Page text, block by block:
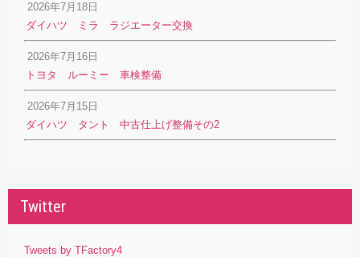
2026年7月18日
ダイハツ ミラ ラジエーター交換
2026年7月16日
トヨタ ルーミー 車検整備
2026年7月15日
ダイハツ タント 中古仕上げ整備その2
Twitter
Tweets by TFactory4